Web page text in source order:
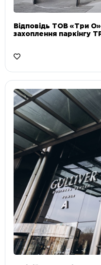
Відповідь ТОВ «Три
захоплення паркінгу